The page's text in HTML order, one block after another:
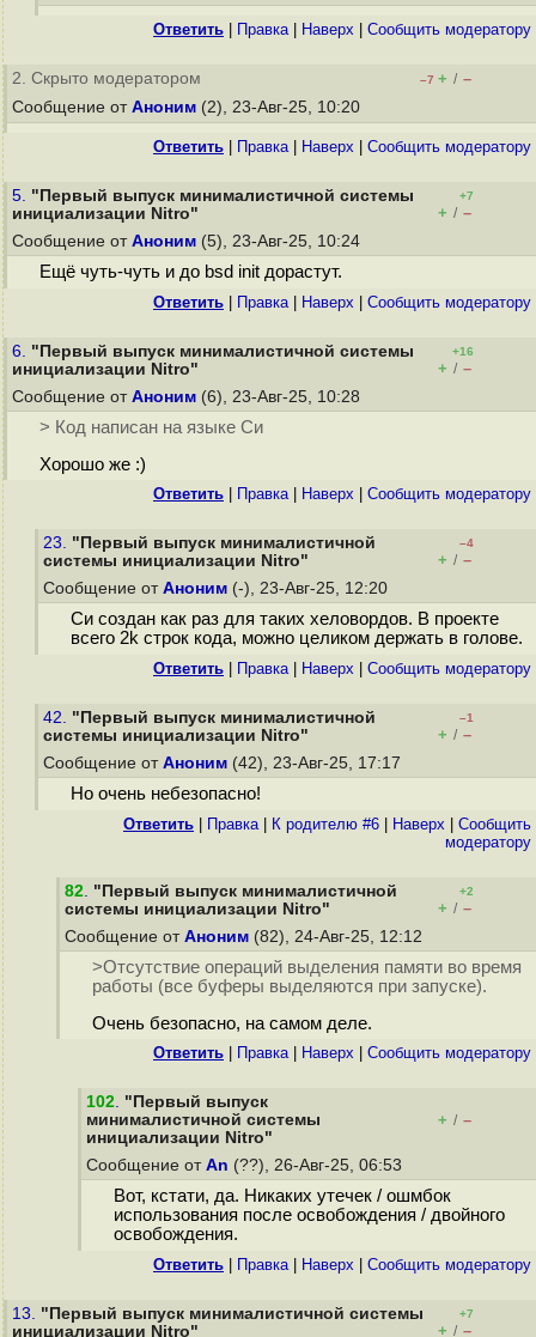
Ответить Правка| Наверх Cообщить модератору
2. Скрыто модератором –7 + / –
Сообщение от Аноним (2), 23-Авг-25, 10:20
Ответить Правка| Наверх Cообщить модератору
5. "Первый выпуск минималистичной системы
инициализации Nitro"
+7
+ / –
Сообщение от Аноним (5), 23-Авг-25, 10:24
Ещё чуть-чуть и до bsd init дорастут.
Ответить Правка| Наверх Cообщить модератору
6. "Первый выпуск минималистичной системы
инициализации Nitro"
+16
+ / –
Сообщение от Аноним (6), 23-Авг-25, 10:28
> Код написан на языке Си
Хорошо же :)
Ответить Правка| Наверх Cообщить модератору
23. "Первый выпуск минималистичной
системы инициализации Nitro"
–4
+ / –
Сообщение от Аноним (-), 23-Авг-25, 12:20
Си создан как раз для таких хеловордов. В проекте
всего 2k строк кода, можно целиком держать в голове.
Ответить Правка| Наверх Cообщить модератору
42. "Первый выпуск минималистичной
системы инициализации Nitro"
–1
+ / –
Сообщение от Аноним (42), 23-Авг-25, 17:17
Но очень небезопасно!
Ответить Правка| К родителю #6 Наверх
Cообщить
модератору
82. "Первый выпуск минималистичной
системы инициализации Nitro"
+2
+ / –
Сообщение от Аноним (82), 24-Авг-25, 12:12
>Отсутствие операций выделения памяти во время
работы (все буферы выделяются при запуске).
Очень безопасно, на самом деле.
Ответить Правка| Наверх Cообщить модератору
102. "Первый выпуск
минималистичной системы
инициализации Nitro"
+ / –
Сообщение от An (??), 26-Авг-25, 06:53
Вот, кстати, да. Никаких утечек / ошмбок
использования после освобождения / двойного
освобождения.
Ответить Правка| Наверх Cообщить модератору
13. "Первый выпуск минималистичной системы
инициализации Nitro"
+7
+ / –